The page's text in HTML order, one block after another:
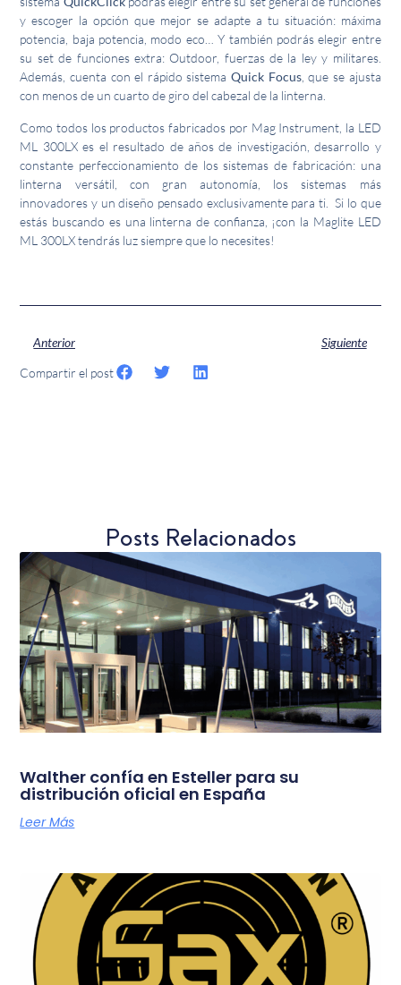
y escoger la opción que mejor se adapte a tu situación: máxima
potencia, baja potencia, modo eco… Y también podrás elegir entre
su set de funciones extra: Outdoor, fuerzas de la ley y militares.
Además, cuenta con el rápido sistemaQuick Focus, que se ajusta
con menos de un cuarto de giro del cabezal de la linterna.
Como todos los productos fabricados por Mag Instrument, la LED
ML 300LX es el resultado de años de investigación, desarrollo y
constante perfeccionamiento de los sistemas de fabricación: una
linterna versátil, con gran autonomía, los sistemas más
innovadores y un diseño pensado exclusivamente para ti. Si lo que
estás buscando es una linterna de confianza, ¡con la Maglite LED
ML 300LX tendrás luz siempre que lo necesites!
Anterior Siguiente
Compartir el post
Posts Relacionados
Walther confía en Esteller para su
distribución oficial en España
Leer Más